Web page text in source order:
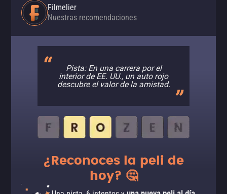
Filmelier
Nuestras recomendaciones
Pista: En una carrera por el
interior de EE. UU., un auto rojo
descubre el valor de la amistad.
¿Reconoces la peli de
hoy? 🤔